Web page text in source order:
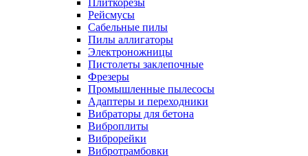
Плиткорезы
Рейсмусы
Сабельные пилы
Пилы аллигаторы
Электроножницы
Пистолеты заклепочные
Фрезеры
Промышленные пылесосы
Адаптеры и переходники
Вибраторы для бетона
Виброплиты
Виброрейки
Вибротрамбовки